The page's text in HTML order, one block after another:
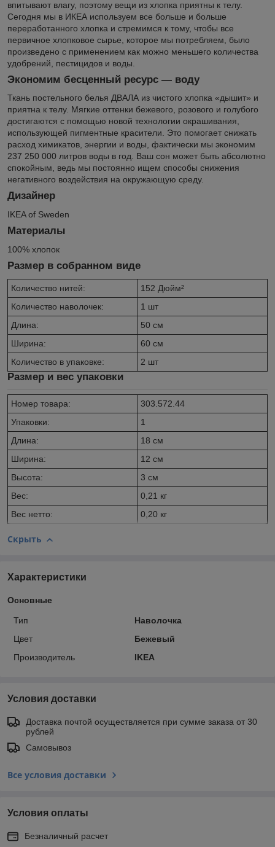
впитывают влагу, поэтому вещи из хлопка приятны к телу.
Сегодня мы в ИКЕА используем все больше и больше
переработанного хлопка и стремимся к тому, чтобы все
первичное хлопковое сырье, которое мы потребляем, было
произведено с применением как можно меньшего количества
удобрений, пестицидов и воды.
Экономим бесценный ресурс — воду
Ткань постельного белья ДВАЛА из чистого хлопка «дышит» и
приятна к телу. Мягкие оттенки бежевого, розового и голубого
достигаются с помощью новой технологии окрашивания,
использующей пигментные красители. Это помогает снижать
расход химикатов, энергии и воды, фактически мы экономим
237 250 000 литров воды в год. Ваш сон может быть абсолютно
спокойным, ведь мы постоянно ищем способы снижения
негативного воздействия на окружающую среду.
Дизайнер
IKEA of Sweden
Материалы
100% хлопок
Размер в собранном виде
Количество нитей:
152 Дюйм²
Количество наволочек:
1 шт
Длина:
50 см
Ширина:
60 см
Количество в упаковке:
2 шт
Размер и вес упаковки
Номер товара:
303.572.44
Упаковки:
1
Длина:
18 см
Ширина:
12 см
Высота:
3 см
Вес:
0,21 кг
Вес нетто:
0,20 кг
Скрыть
Характеристики
Основные
Тип
Наволочка
Цвет
Бежевый
Производитель
IKEA
Условия доставки
Доставка почтой осуществляется при сумме заказа от 30
рублей
Самовывоз
Все условия доставки
Условия оплаты
Безналичный расчет